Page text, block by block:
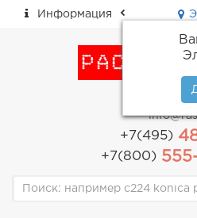
Информация
пн-пт: с
+7(495)
+7(800)